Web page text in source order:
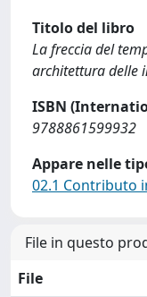
Titolo del libro
La freccia del
architettura delle
ISBN
9788861599932
Appare nelle
02.1 Contributo
File in questo
File